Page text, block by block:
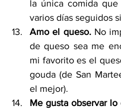
la única comida
varios días seguidos
Amo el queso. No
de queso sea me
mi favorito es el
gouda (de San
el mejor).
Me gusta observar lo